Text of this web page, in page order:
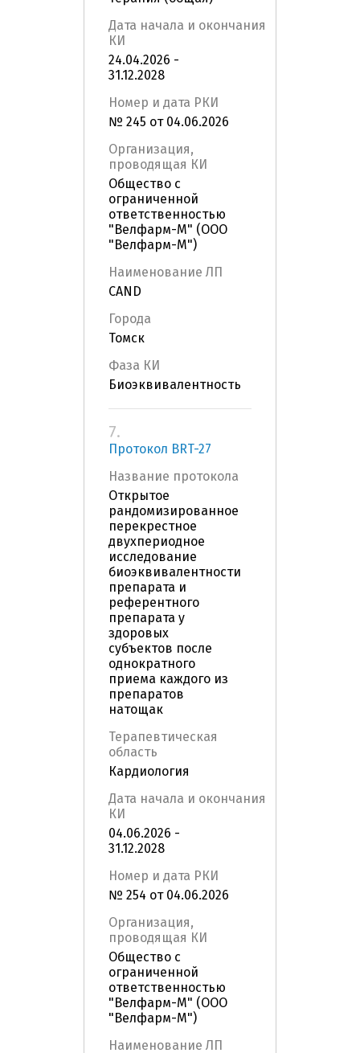
Дата начала и окончания
КИ
24.04.2026 -
31.12.2028
Номер и дата РКИ
№ 245 от 04.06.2026
Организация,
проводящая КИ
Общество с
ограниченной
ответственностью
"Велфарм-М" (ООО
"Велфарм-М")
Наименование ЛП
CAND
Города
Томск
Фаза КИ
Биоэквивалентность
7.
Протокол BRT-27
Название протокола
Открытое
рандомизированное
перекрестное
двухпериодное
исследование
биоэквивалентности
препарата и
референтного
препарата у
здоровых
субъектов после
однократного
приема каждого из
препаратов
натощак
Терапевтическая
область
Кардиология
Дата начала и окончания
КИ
04.06.2026 -
31.12.2028
Номер и дата РКИ
№ 254 от 04.06.2026
Организация,
проводящая КИ
Общество с
ограниченной
ответственностью
"Велфарм-М" (ООО
"Велфарм-М")
Наименование ЛП